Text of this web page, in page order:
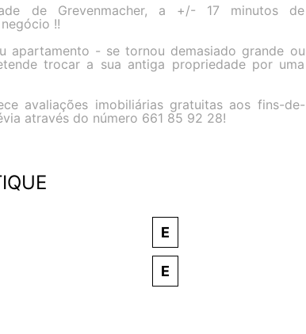
de Grevenmacher, a +/- 17 minutos de
!!
apartamento - se tornou demasiado grande ou
trocar a sua antiga propriedade por uma
avaliações imobiliárias gratuitas aos fins-de-
através do número 661 85 92 28!
E
E